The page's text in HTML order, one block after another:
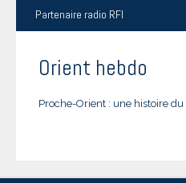
Partenaire radio RFI
Orient hebdo
Proche-Orient : une histoire